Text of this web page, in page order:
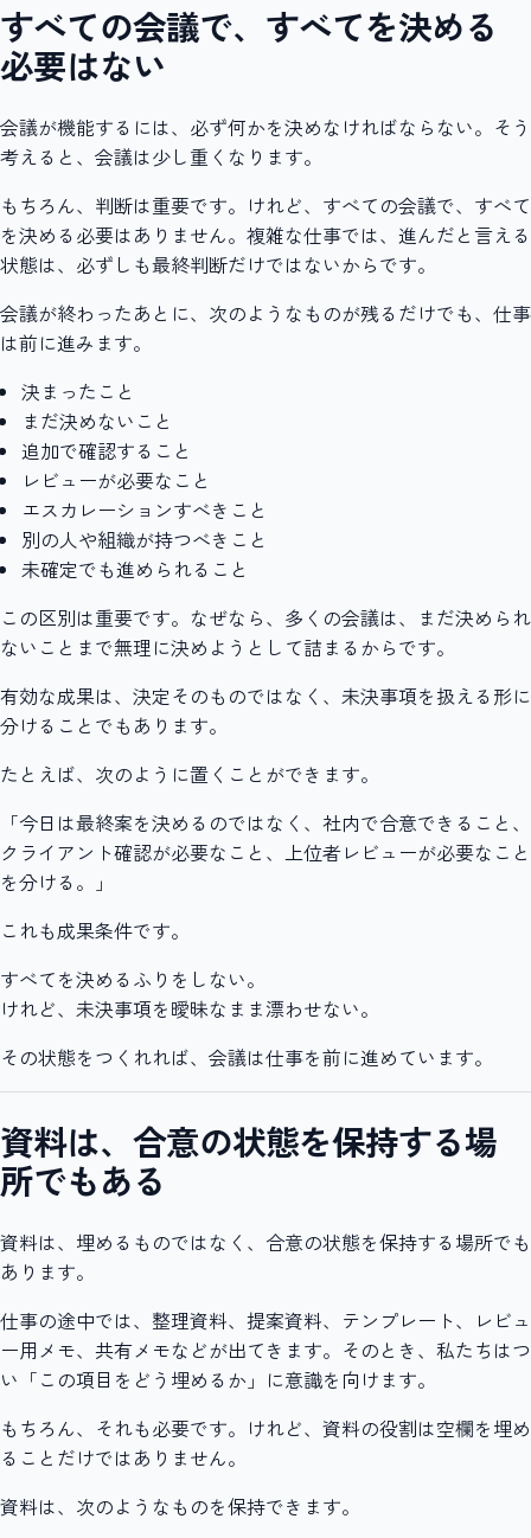
すべての会議で、すべてを決める
必要はない
会議が機能するには、必ず何かを決めなければならない。そう
考えると、会議は少し重くなります。
もちろん、判断は重要です。けれど、すべての会議で、すべて
を決める必要はありません。複雑な仕事では、進んだと言える
状態は、必ずしも最終判断だけではないからです。
会議が終わったあとに、次のようなものが残るだけでも、仕事
は前に進みます。
決まったこと
まだ決めないこと
追加で確認すること
レビューが必要なこと
エスカレーションすべきこと
別の人や組織が持つべきこと
未確定でも進められること
この区別は重要です。なぜなら、多くの会議は、まだ決められ
ないことまで無理に決めようとして詰まるからです。
有効な成果は、決定そのものではなく、未決事項を扱える形に
分けることでもあります。
たとえば、次のように置くことができます。
「今日は最終案を決めるのではなく、社内で合意できること、
クライアント確認が必要なこと、上位者レビューが必要なこと
を分ける。」
これも成果条件です。
すべてを決めるふりをしない。
けれど、未決事項を曖昧なまま漂わせない。
その状態をつくれれば、会議は仕事を前に進めています。
資料は、合意の状態を保持する場
所でもある
資料は、埋めるものではなく、合意の状態を保持する場所でも
あります。
仕事の途中では、整理資料、提案資料、テンプレート、レビュ
ー用メモ、共有メモなどが出てきます。そのとき、私たちはつ
い「この項目をどう埋めるか」に意識を向けます。
もちろん、それも必要です。けれど、資料の役割は空欄を埋め
ることだけではありません。
資料は、次のようなものを保持できます。